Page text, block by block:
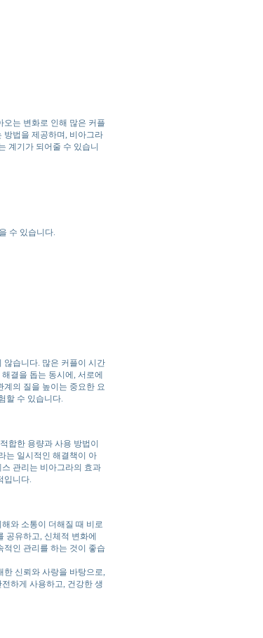
는 변화로 인해 많은 커플
방법을 제공하며, 비아그라
계기가 되어줄 수 있습니
수 있습니다.
않습니다. 많은 커플이 시간
결을 돕는 동시에, 서로에
의 질을 높이는 중요한 요
할 수 있습니다.
합한 용량과 사용 방법이
는 일시적인 해결책이 아
관리는 비아그라의 효과
입니다.
와 소통이 더해질 때 비로
공유하고, 신체적 변화에
인 관리를 하는 것이 좋습
한 신뢰와 사랑을 바탕으로,
하게 사용하고, 건강한 생